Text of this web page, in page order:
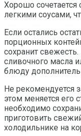
Хорошо
легкими соусами,
Если остались
порционных
сохранит
сливочного масла
блюду
Не рекомендуется
этом меняется его
необходимо
приготовить
холодильнике на